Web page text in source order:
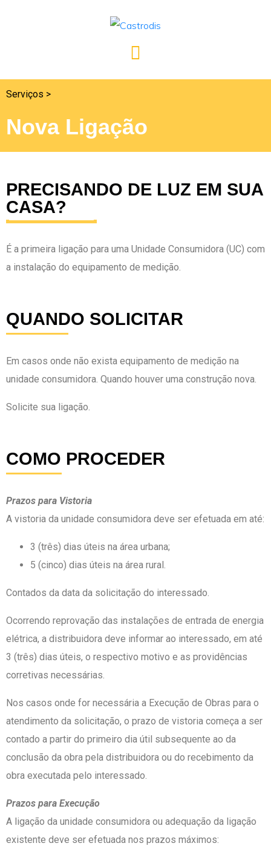
Serviços >
Nova Ligação
PRECISANDO DE LUZ EM SUA
CASA?
É a primeira ligação para uma Unidade Consumidora (UC) com
a instalação do equipamento de medição.
QUANDO SOLICITAR
Em casos onde não exista equipamento de medição na
unidade consumidora. Quando houver uma construção nova.
Solicite sua ligação.
COMO PROCEDER
Prazos para Vistoria
A vistoria da unidade consumidora deve ser efetuada em até:
3 (três) dias úteis na área urbana;
5 (cinco) dias úteis na área rural.
Contados da data da solicitação do interessado.
Ocorrendo reprovação das instalações de entrada de energia
elétrica, a distribuidora deve informar ao interessado, em até
3 (três) dias úteis, o respectivo motivo e as providências
corretivas necessárias.
Nos casos onde for necessária a Execução de Obras para o
atendimento da solicitação, o prazo de vistoria começa a ser
contado a partir do primeiro dia útil subsequente ao da
conclusão da obra pela distribuidora ou do recebimento da
obra executada pelo interessado.
Prazos para Execução
A ligação da unidade consumidora ou adequação da ligação
existente deve ser efetuada nos prazos máximos: